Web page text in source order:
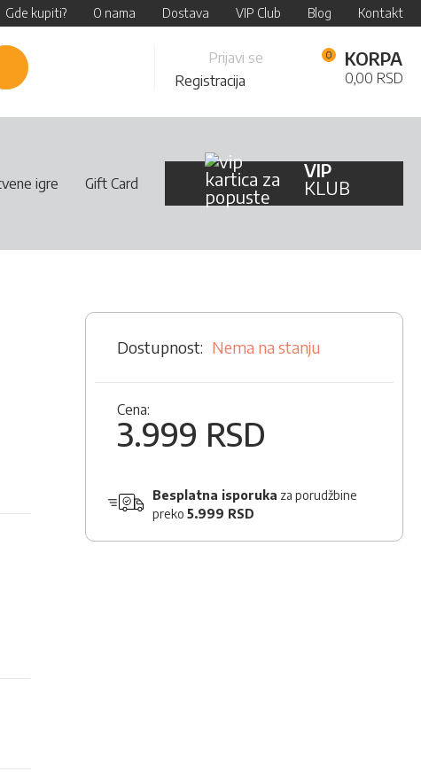
Gde kupiti? O nama Dostava VIP Club Blog Kontakt
Pretraži
Content
Prijavi se
Registracija
KORPA
0,00 RSD
igre Gift Card
VIP
KLUB
Nema na stanju
Cena:
3.999 RSD
Besplatna isporuka za porudžbine
preko 5.999 RSD